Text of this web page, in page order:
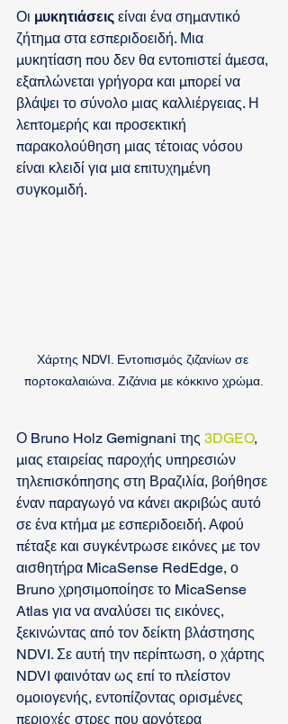
Οι μυκητιάσεις είναι ένα σημαντικό
ζήτημα στα εσπεριδοειδή. Μια
μυκητίαση που δεν θα εντοπιστεί άμεσα,
εξαπλώνεται γρήγορα και μπορεί να
βλάψει το σύνολο μιας καλλιέργειας. Η
λεπτομερής και προσεκτική
παρακολούθηση μιας τέτοιας νόσου
είναι κλειδί για μια επιτυχημένη
συγκομιδή.
Χάρτης NDVI. Εντοπισμός ζιζανίων σε
πορτοκαλαιώνα. Ζιζάνια με κόκκινο χρώμα.
Ο Bruno Holz Gemignani της 3DGEO,
μιας εταιρείας παροχής υπηρεσιών
τηλεπισκόπησης στη Βραζιλία, βοήθησε
έναν παραγωγό να κάνει ακριβώς αυτό
σε ένα κτήμα με εσπεριδοειδή. Αφού
πέταξε και συγκέντρωσε εικόνες με τον
αισθητήρα MicaSense RedEdge, ο
Bruno χρησιμοποίησε το MicaSense
Atlas για να αναλύσει τις εικόνες,
ξεκινώντας από τον δείκτη βλάστησης
NDVI. Σε αυτή την περίπτωση, ο χάρτης
NDVI φαινόταν ως επί το πλείστον
ομοιογενής, εντοπίζοντας ορισμένες
περιοχές στρες που αργότερα